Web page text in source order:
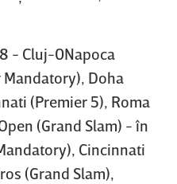
- Cluj-0Napoca
Mandatory), Doha
(Premier 5), Roma
(Grand Slam) - în
Cincinnati
(Grand Slam),